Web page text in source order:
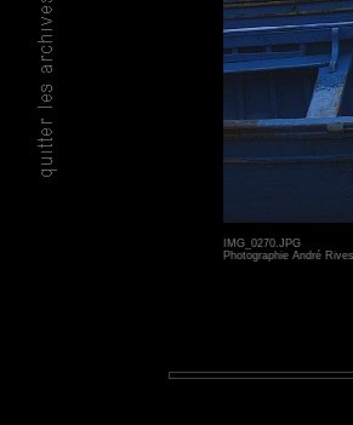
IMG_0270.JPG
Photographie André